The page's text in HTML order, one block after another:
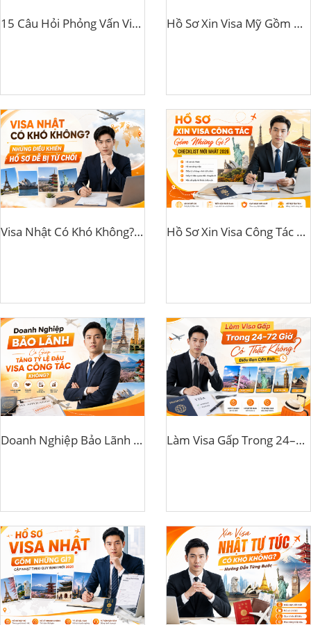
15 Câu Hỏi Phỏng Vấn Visa Mỹ Thường Gặp Và Cách Trả Lời Thuyết Phục Hồ Sơ Xin Visa Mỹ Gồm Những Gì? Hướng Dẫn Chi Tiết 2026
Visa Nhật Có Khó Không? Những Điều Khiến Hồ Sơ Dễ Bị Từ Chối Hồ Sơ Xin Visa Công Tác Gồm Những Gì? Checklist Mới Nhất 2026
Doanh Nghiệp Bảo Lãnh Có Giúp Tăng Tỷ Lệ Đậu Visa Công Tác Không? Làm Visa Gấp Trong 24–72 Giờ Có Thật Không? Điều Bạn Cần Biết